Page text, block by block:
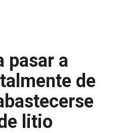
pasar a
de
litio